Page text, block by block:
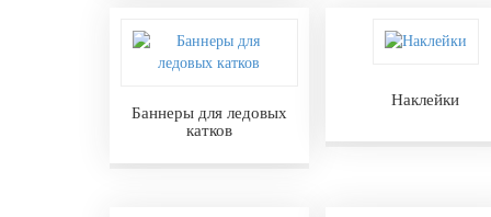
9 мая, День Победы
письменности и культуры
Баннеры для ледовых
катков
Наклейки